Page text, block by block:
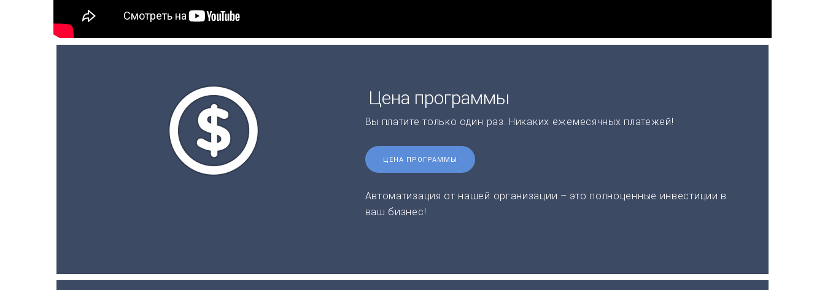
Цена программы
Вы платите только один раз. Никаких ежемесячных платежей!
ЦЕНА ПРОГРАММЫ
Автоматизация от нашей организации – это полноценные инвестиции в
ваш бизнес!